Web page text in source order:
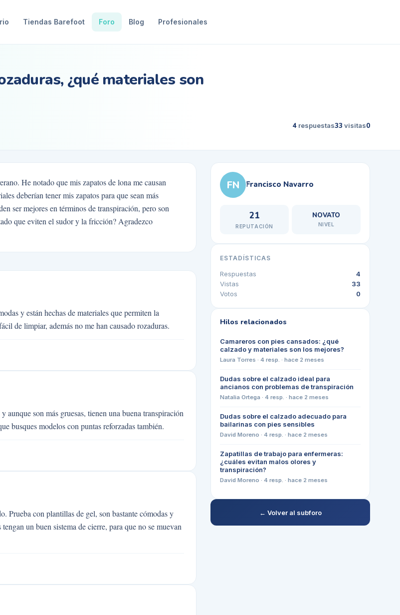
Tiendas Barefoot Foro Blog Profesionales
¿qué materiales son
4 respuestas33 visitas0
He notado que mis zapatos de lona me causan
deberían tener mis zapatos para que sean más
ser mejores en términos de transpiración, pero son
que eviten el sudor y la fricción? Agradezco
y están hechas de materiales que permiten la
de limpiar, además no me han causado rozaduras.
son más gruesas, tienen una buena transpiración
busques modelos con puntas reforzadas también.
Prueba con plantillas de gel, son bastante cómodas y
un buen sistema de cierre, para que no se muevan
FN Francisco Navarro
21
REPUTACIÓN
NOVATO
NIVEL
ESTADÍSTICAS
Respuestas
4
Vistas
33
Votos
0
Hilos relacionados
Camareros con pies cansados: ¿qué
calzado y materiales son los mejores?
Laura Torres · 4 resp. · hace 2 meses
Dudas sobre el calzado ideal para
ancianos con problemas de transpiración
Natalia Ortega · 4 resp. · hace 2 meses
Dudas sobre el calzado adecuado para
bailarinas con pies sensibles
David Moreno · 4 resp. · hace 2 meses
Zapatillas de trabajo para enfermeras:
¿cuáles evitan malos olores y
transpiración?
David Moreno · 4 resp. · hace 2 meses
← Volver al subforo